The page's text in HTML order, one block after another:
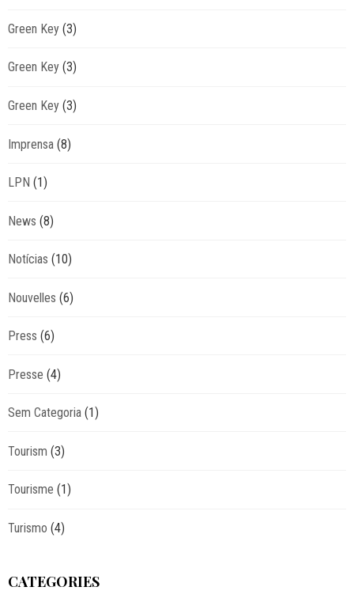
Green Key (3)
Green Key (3)
Green Key (3)
Imprensa (8)
LPN (1)
News (8)
Notícias (10)
Nouvelles (6)
Press (6)
Presse (4)
Sem Categoria (1)
Tourism (3)
Tourisme (1)
Turismo (4)
CATEGORIES